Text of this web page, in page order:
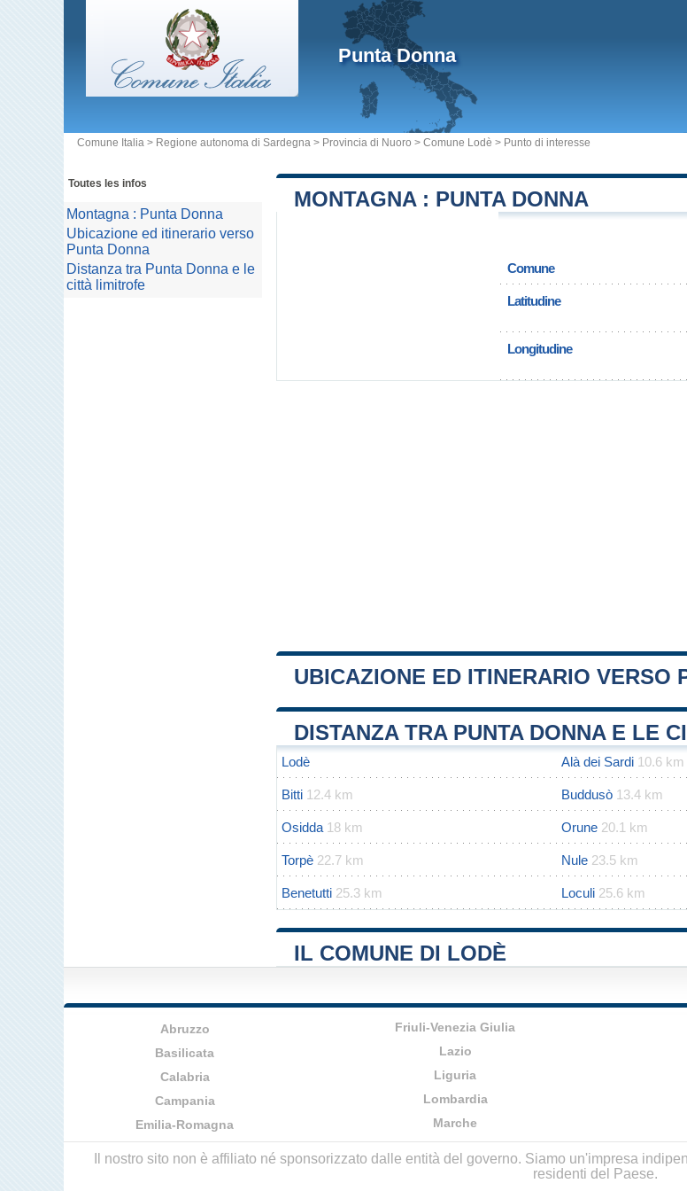
Punta Donna
Comune Italia > Regione autonoma di Sardegna > Provincia di Nuoro > Comune Lodè > Punto di interesse
MONTAGNA : PUNTA DONNA
Comune
Latitudine
Longitudine
UBICAZIONE ED ITINERARIO VERSO
+
−
DISTANZA TRA PUNTA DONNA E LE
Lodè Alà dei Sardi 10.6 km
Bitti 12.4 km Buddusò 13.4 km
Osidda 18 km Orune 20.1 km
Torpè 22.7 km Nule 23.5 km
Benetutti 25.3 km Loculi 25.6 km
IL COMUNE DI LODÈ
Toutes les infos
Montagna : Punta Donna
Ubicazione ed itinerario verso
Punta Donna
Distanza tra Punta Donna e le
città limitrofe
Abruzzo
Basilicata
Calabria
Campania
Emilia-Romagna
Friuli-Venezia Giulia
Lazio
Liguria
Lombardia
Marche
Il nostro sito non è affiliato né sponsorizzato dalle entità del governo. Siamo un'impresa
residenti del Paese.